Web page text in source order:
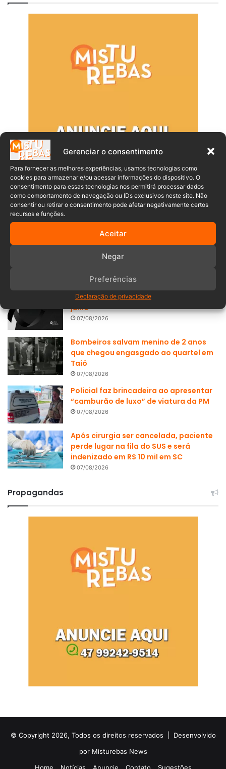
Gerenciar o consentimento
Para fornecer as melhores experiências, usamos tecnologias como
cookies para armazenar e/ou acessar informações do dispositivo. O
consentimento para essas tecnologias nos permitirá processar dados
como comportamento de navegação ou IDs exclusivos neste site. Não
consentir ou retirar o consentimento pode afetar negativamente certos
recursos e funções.
Aceitar
Negar
Preferências
Declaração de privacidade
Populares
Após pouco mais de uma semana com
a CNH, jovem perde o controle do carro
07/08/2026
Óbitos no Vale do Itajaí de 03 a 06 de
julho
07/08/2026
Bombeiros salvam menino de 2 anos
que chegou engasgado ao quartel em
Taió
07/08/2026
Policial faz brincadeira ao apresentar
“camburão de luxo” de viatura da PM
07/08/2026
Após cirurgia ser cancelada, paciente
perde lugar na fila do SUS e será
indenizado em R$ 10 mil em SC
07/08/2026
Propagandas
© Copyright 2026, Todos os direitos reservados | Desenvolvido
por Misturebas News